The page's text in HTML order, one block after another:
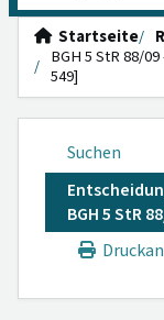
Startseite
BGH 5 StR 88/
549]
Suchen
BGH 5 StR